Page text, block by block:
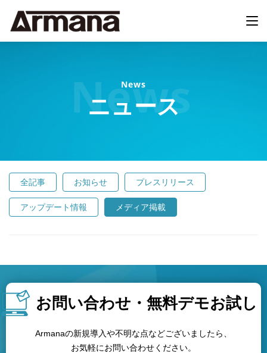
News
ニュース
全記事 お知らせ プレスリリース
アップデート情報 メディア掲載
お問い合わせ・ 無料デモお試し
Armanaの新規導入や不明な点などございましたら、
お気軽にお問い合わせください。